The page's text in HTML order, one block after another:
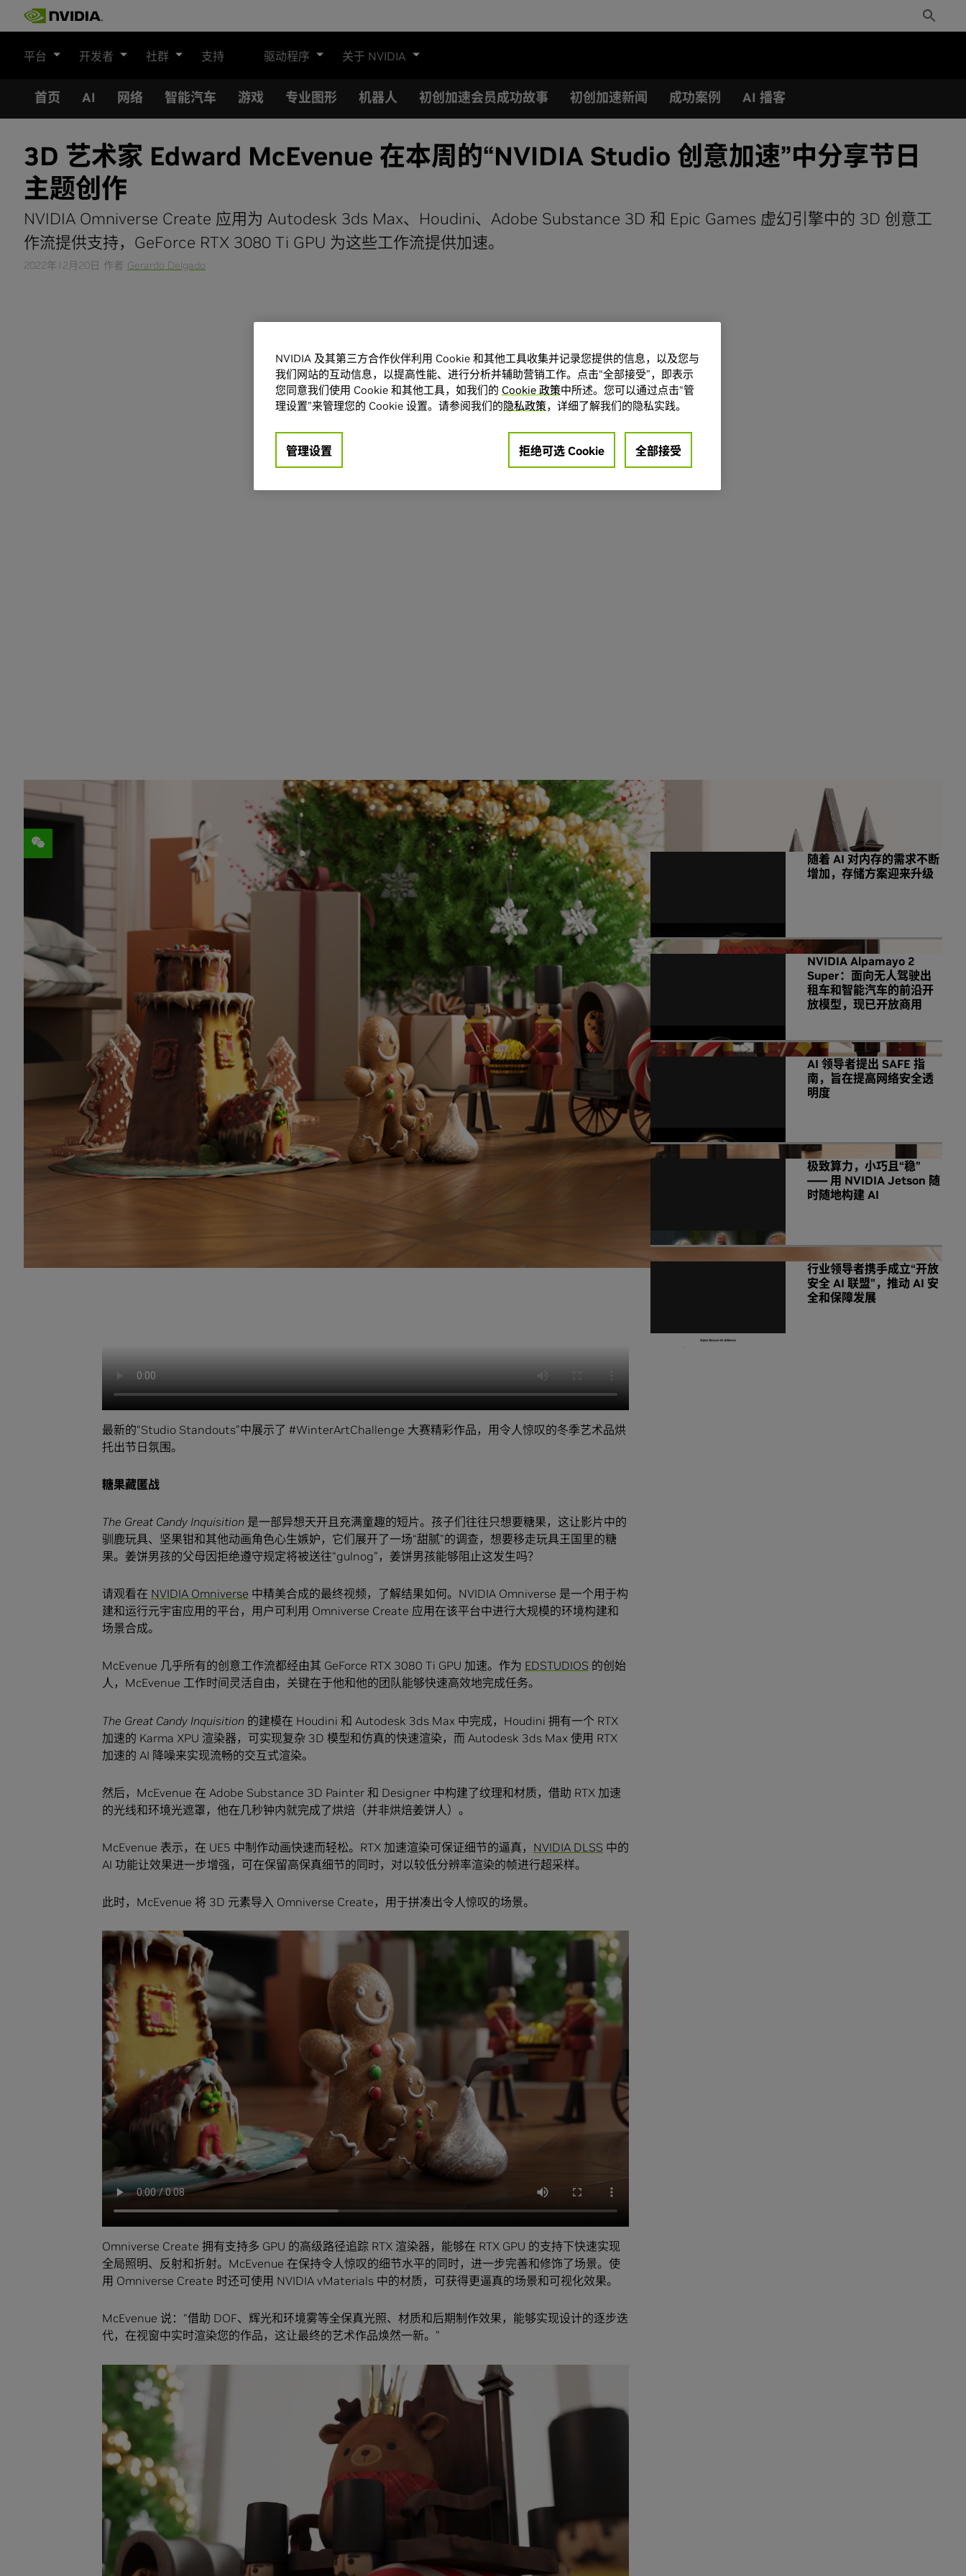
Toggle
Search
平台 开发者 社群 支持 驱动程序 关于 NVIDIA
首页 AI 网络 智能汽车 游戏 专业图形 机器人 初创加速会员成功故事 初创加速新闻 成功案例 AI 播客
3D 艺术家 Edward McEvenue 在本周的“NVIDIA Studio 创意加速”中分享节日
主题创作
NVIDIA Omniverse Create 应用为 Autodesk 3ds Max、Houdini、Adobe Substance 3D 和 Epic Games 虚幻引擎中的 3D 创意工
作流提供支持，GeForce RTX 3080 Ti GPU 为这些工作流提供加速。
2022年12月20日 作者 Gerardo Delgado
分享
编辑注：本文是我们每周发布的NVIDIA Studio 创意加速 系列栏目的一部分，该系列旨在介绍一些特邀艺
术家、提供创意提示和技巧，并展示NVIDIA Studio
技术如何改善创意工作流。我们还将深入探讨全新
GeForce RTX 40 系列 GPU 的性能、技术和资源，以及能够如何显著加速内容创作。
3D 艺术家 Edward McEvenue 在本周的“NVIDIA Studio 创意加速”栏目中分享他富有想象力的节日主题
短片The Great Candy Inquisition 。这位艺术家最近参加过我们的 “Omniverse 先锋面对面”
系列活动，他
利用 Autodesk 3ds Max、Houdini、Adobe Substance 3D 和虚幻引擎以及
NVIDIA Omniverse
应用创作了这部影片。
此外，NVIDIA 艺术家 Michael Johnson 还借助 Omniverse Create 中构建的更多冬季主题艺术作品。
圣诞老人早早就为创意应用带来了升级和优化，视频编辑应用 Wondershare 的 Filmora 在最新的版本
12 中，通过 GeForce RTX 40 系列 GPU 增加了 NVIDIA AV1 双编码器支持，将导出时间缩短了一半。
科技公司 CORSAIR 的 iCUE 软件版本 4.31 实现了NVIDIA Broadcast集成，在 RTX 40 系列 GPU 支持
的系统中解锁了
降噪和房间回声消除功能。
最新的“Studio Standouts”中展示了 #WinterArtChallenge 大赛精彩作品，用令人惊叹的冬季艺术品烘
托出节日氛围。
糖果藏匿战
The Great Candy Inquisition 是一部异想天开且充满童趣的短片。孩子们往往只想要糖果，这让影片中的
驯鹿玩具、坚果钳和其他动画角色心生嫉妒，它们展开了一场“甜腻”的调查，想要移走玩具王国里的糖
果。姜饼男孩的父母因拒绝遵守规定将被送往“gulnog”，姜饼男孩能够阻止这发生吗？
请观看在 NVIDIA Omniverse 中精美合成的最终视频，了解结果如何。NVIDIA Omniverse 是一个用于构
建和运行元宇宙应用的平台，用户可利用 Omniverse Create 应用在该平台中进行大规模的环境构建和
场景合成。
McEvenue 几乎所有的创意工作流都经由其 GeForce RTX 3080 Ti GPU 加速。作为 EDSTUDIOS 的创始
人，McEvenue 工作时间灵活自由，关键在于他和他的团队能够快速高效地完成任务。
The Great Candy Inquisition 的建模在 Houdini 和 Autodesk 3ds Max 中完成，Houdini 拥有一个 RTX
加速的 Karma XPU 渲染器，可实现复杂 3D 模型和仿真的快速渲染，而 Autodesk 3ds Max 使用 RTX
加速的 AI 降噪来实现流畅的交互式渲染。
然后，McEvenue 在 Adobe Substance 3D Painter 和 Designer 中构建了纹理和材质，借助 RTX 加速
的光线和环境光遮罩，他在几秒钟内就完成了烘焙（并非烘焙姜饼人）。
McEvenue 表示，在 UE5 中制作动画快速而轻松。RTX 加速渲染可保证细节的逼真， NVIDIA DLSS 中的
AI 功能让效果进一步增强，可在保留高保真细节的同时，对以较低分辨率渲染的帧进行超采样。
此时，McEvenue 将 3D 元素导入 Omniverse Create，用于拼凑出令人惊叹的场景。
Omniverse Create 拥有支持多 GPU 的高级路径追踪 RTX 渲染器，能够在 RTX GPU 的支持下快速实现
全局照明、反射和折射。McEvenue 在保持令人惊叹的细节水平的同时，进一步完善和修饰了场景。使
用 Omniverse Create 时还可使用 NVIDIA vMaterials 中的材质，可获得更逼真的场景和可视化效果。
McEvenue 说：“借助 DOF、辉光和环境雾等全保真光照、材质和后期制作效果，能够实现设计的逐步迭
代，在视窗中实时渲染您的作品，这让最终的艺术作品焕然一新。”
NVIDIA 相关新闻
随着 AI 对内存的需求不断
增加，存储方案迎来升级
NVIDIA Alpamayo 2
Super：面向无人驾驶出
租车和智能汽车的前沿开
放模型，现已开放商用
AI 领导者提出 SAFE 指
南，旨在提高网络安全透
明度
极致算力，小巧且“稳”
—— 用 NVIDIA Jetson 随
时随地构建 AI
行业领导者携手成立“开放
安全 AI 联盟”，推动 AI 安
全和保障发展
NVIDIA 及其第三方合作伙伴利用 Cookie 和其他工具收集并记录您提供的信息，以及您与
我们网站的互动信息，以提高性能、进行分析并辅助营销工作。点击“全部接受”，即表示
您同意我们使用 Cookie 和其他工具，如我们的 Cookie 政策中所述。您可以通过点击“管
理设置”来管理您的 Cookie 设置。请参阅我们的隐私政策，详细了解我们的隐私实践。
管理设置 拒绝可选 Cookie 全部接受